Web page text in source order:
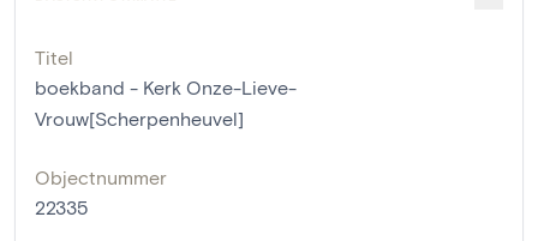
Titel
boekband - Kerk Onze-Lieve-
Vrouw[Scherpenheuvel]
Objectnummer
22335